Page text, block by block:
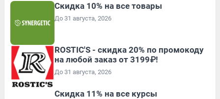
Скидка 10% на все товары
До 31 августа, 2026
ROSTIC'S - скидка 20% по промокоду
на любой заказ от 3199₽!
До 31 августа, 2026
Скидка 11% на все курсы